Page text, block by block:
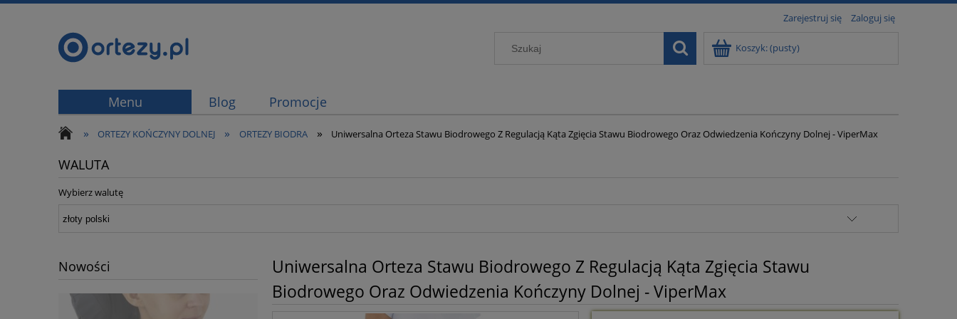
Zarejestruj się Zaloguj się
Koszyk:(pusty)
Menu Blog Promocje
» ORTEZY KOŃCZYNY DOLNEJ » ORTEZY BIODRA » Uniwersalna Orteza Stawu Biodrowego Z Regulacją Kąta Zgięcia Stawu Biodrowego Oraz Odwiedzenia Kończyny Dolnej - ViperMax
WALUTA
Wybierz walutę
Nowości
Uniwersalna Orteza Stawu Biodrowego Z Regulacją Kąta Zgięcia Stawu
Biodrowego Oraz Odwiedzenia Kończyny Dolnej - ViperMax